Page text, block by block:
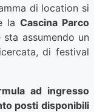
di location si
la Cascina Parco
assumendo un
di festival
ad ingresso
posti disponibili